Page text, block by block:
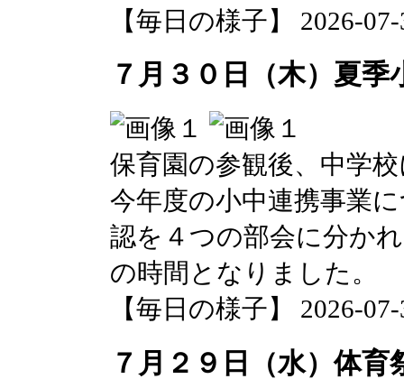
【毎日の様子】 2026-
７月３０日（木）夏季
保育園の参観後、中学
今年度の小中連携事業
認を４つの部会に分か
の時間となりました。
【毎日の様子】 2026-
７月２９日（水）体育